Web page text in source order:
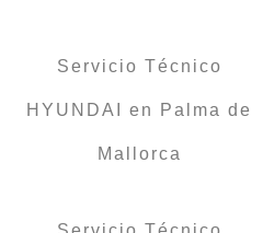
Servicio Técnico
HYUNDAI en Palma de
Mallorca